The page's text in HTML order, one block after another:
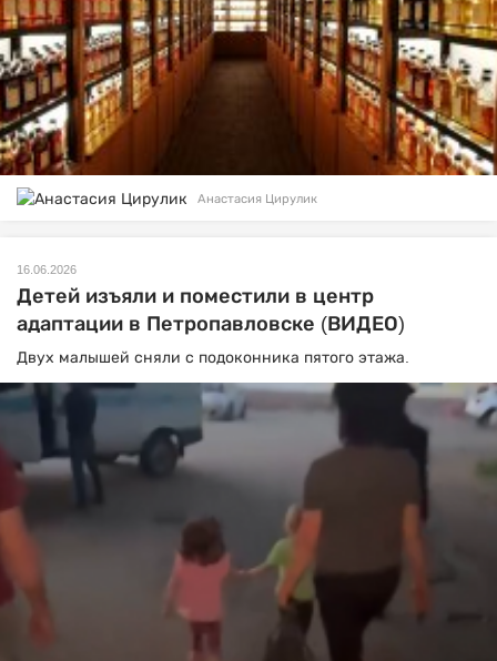
Анастасия Цирулик
16.06.2026
Детей изъяли и поместили в центр
адаптации в Петропавловске (ВИДЕО)
Двух малышей сняли с подоконника пятого этажа.